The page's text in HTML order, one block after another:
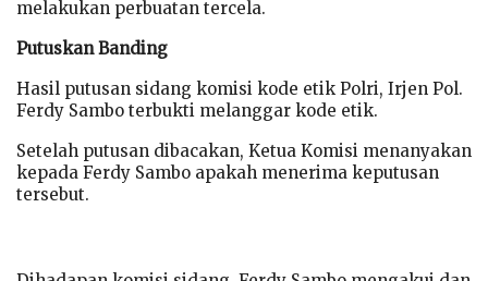
melakukan perbuatan tercela.
Putuskan Banding
Hasil putusan sidang komisi kode etik Polri, Irjen Pol.
Ferdy Sambo terbukti melanggar kode etik.
Setelah putusan dibacakan, Ketua Komisi menanyakan
kepada Ferdy Sambo apakah menerima keputusan
tersebut.